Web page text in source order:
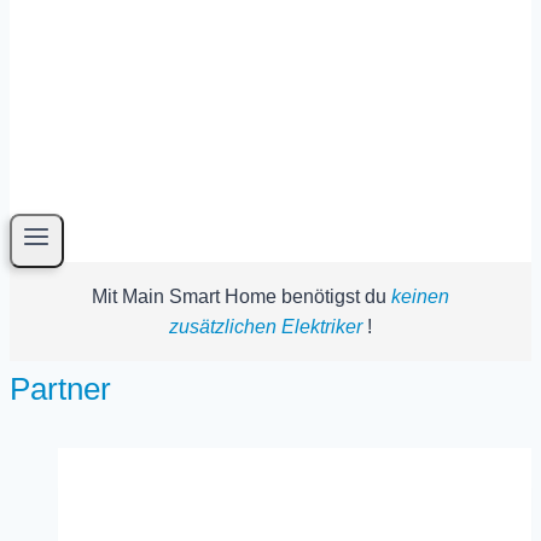
Mit Main Smart Home benötigst du keinen
zusätzlichen Elektriker!
Partner